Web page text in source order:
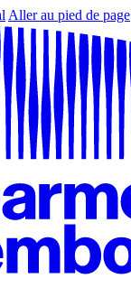
Aller au pied de page